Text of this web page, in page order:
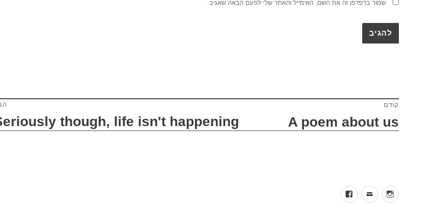
שמור בדפדפן זה את השם, האימייל והאתר שלי לפעם הבאה שאגיב.
ניווט
קודם
הפוסט
הקודם:
A poem about us
הפוסט
הבא:
though, life isn't happening
insta
mail
facebook